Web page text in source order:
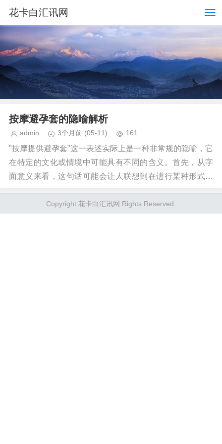
花卡白汇讯网
按摩避孕套的隐喻解析
admin 3个月前 (05-11) 161
"按摩提供避孕套"这一表述实际上是一种非常规的隐喻，它
在特定的文化或情境中可能具有不同的含义。首先，从字
面意义来看，这句话可能会让人联想到在进行某种形式的
Copyright 花卡白汇讯网 Rights Reserved.